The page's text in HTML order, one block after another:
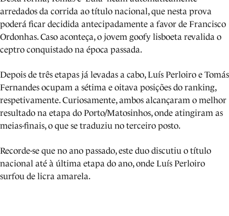
arredados da corrida ao título nacional, que nesta prova
poderá ficar decidida antecipadamente a favor de Francisco
Ordonhas. Caso aconteça, o jovem goofy lisboeta revalida o
ceptro conquistado na época passada.
Depois de três etapas já levadas a cabo, Luís Perloiro e Tomás
Fernandes ocupam a sétima e oitava posições do ranking,
respetivamente. Curiosamente, ambos alcançaram o melhor
resultado na etapa do Porto/Matosinhos, onde atingiram as
meias-finais, o que se traduziu no terceiro posto.
Recorde-se que no ano passado, este duo discutiu o título
nacional até à última etapa do ano, onde Luís Perloiro
surfou de licra amarela.